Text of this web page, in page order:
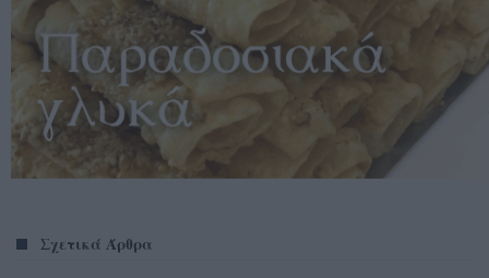
Σχετικά Άρθρα